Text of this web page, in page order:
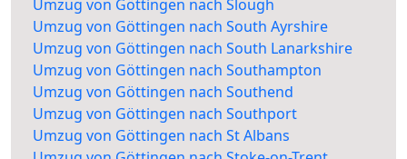
Umzug von Göttingen nach Slough
Umzug von Göttingen nach South Ayrshire
Umzug von Göttingen nach South Lanarkshire
Umzug von Göttingen nach Southampton
Umzug von Göttingen nach Southend
Umzug von Göttingen nach Southport
Umzug von Göttingen nach St Albans